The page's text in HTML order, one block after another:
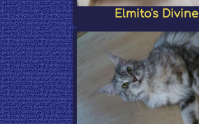
Elmito's Divine